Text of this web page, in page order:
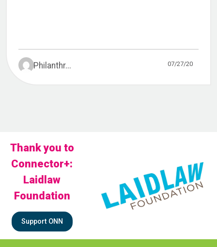
Philanthr... 07/27/20
Thank you to
Connector+:
Laidlaw
Foundation
Support ONN